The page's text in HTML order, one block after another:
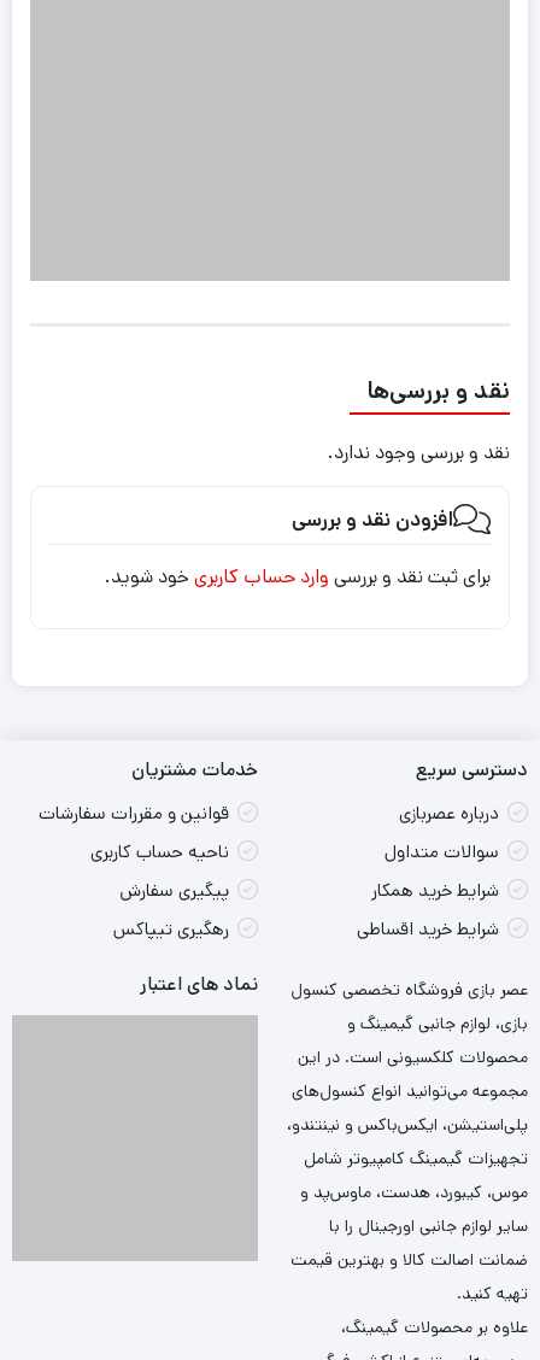
نقد و بررسی‌ها
نقد و بررسی وجود ندارد.
افزودن نقد و بررسی
برای ثبت نقد و بررسی وارد حساب کاربری خود شوید.
دسترسی سریع
درباره عصربازی
سوالات متداول
شرایط خرید همکار
شرایط خرید اقساطی
خدمات مشتریان
قوانین و مقررات سفارشات
ناحیه حساب کاربری
پیگیری سفارش
رهگیری تیپاکس
عصر بازی فروشگاه تخصصی کنسول
بازی، لوازم جانبی گیمینگ و
محصولات کلکسیونی است. در این
مجموعه می‌توانید انواع کنسول‌های
پلی‌استیشن، ایکس‌باکس و نینتندو،
تجهیزات گیمینگ کامپیوتر شامل
موس، کیبورد، هدست، ماوس‌پد و
سایر لوازم جانبی اورجینال را با
ضمانت اصالت کالا و بهترین قیمت
تهیه کنید.
علاوه بر محصولات گیمینگ،
نماد های اعتبار